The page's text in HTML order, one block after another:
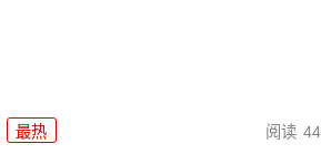
最热 阅读